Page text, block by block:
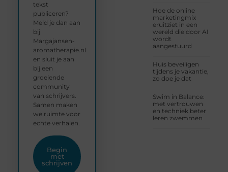
Hoe de online
marketingmix
eruitziet in een
wereld die door AI
wordt
aangestuurd
Huis beveiligen
tijdens je vakantie,
zo doe je dat
Swim in Balance:
met vertrouwen
en techniek beter
leren zwemmen
tekst
publiceren?
Meld je dan aan
bij
Margajansen-
aromatherapie.nl
en sluit je aan
bij een
groeiende
community
van schrijvers.
Samen maken
we ruimte voor
echte verhalen.
Begin
met
schrijven